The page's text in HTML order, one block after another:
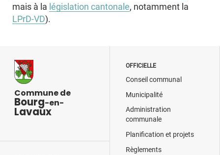
mais à la législation cantonale, notamment la
LPrD-VD).
Commune de
Bourg-en-
Lavaux
OFFICIELLE
Conseil communal
Municipalité
Administration
communale
Planification et projets
Règlements